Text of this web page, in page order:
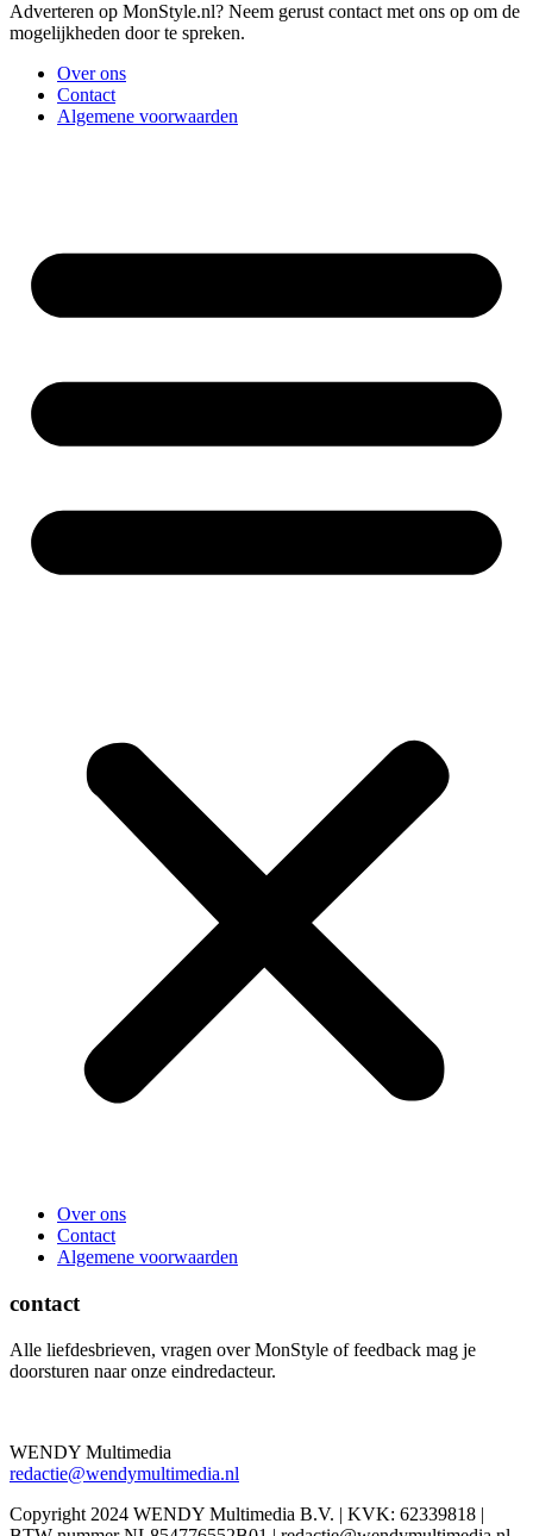
Adverteren op MonStyle.nl? Neem gerust contact met ons op om de
mogelijkheden door te spreken.
Over ons
Contact
Algemene voorwaarden
Over ons
Contact
Algemene voorwaarden
contact
Alle liefdesbrieven, vragen over MonStyle of feedback mag je
doorsturen naar onze eindredacteur.
WENDY Multimedia
redactie@wendymultimedia.nl
Copyright 2024 WENDY Multimedia B.V. | KVK: 62339818 |